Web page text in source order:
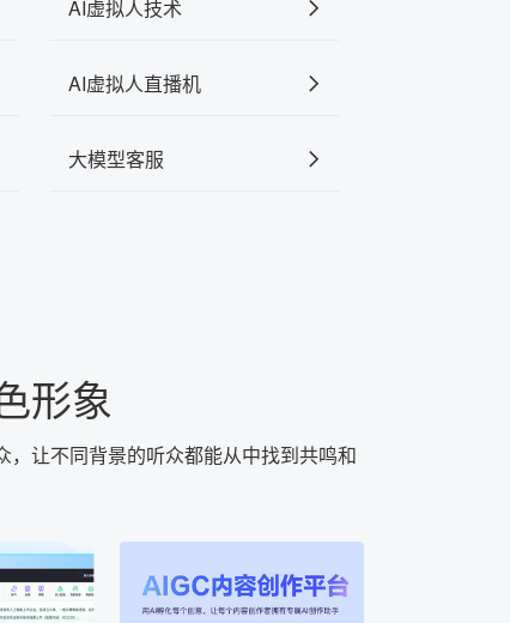
AI虚拟人技术
AI虚拟人直播机
大模型客服
形象
让不同背景的听众都能从中找到共鸣和